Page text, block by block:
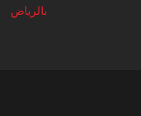
بالرياض